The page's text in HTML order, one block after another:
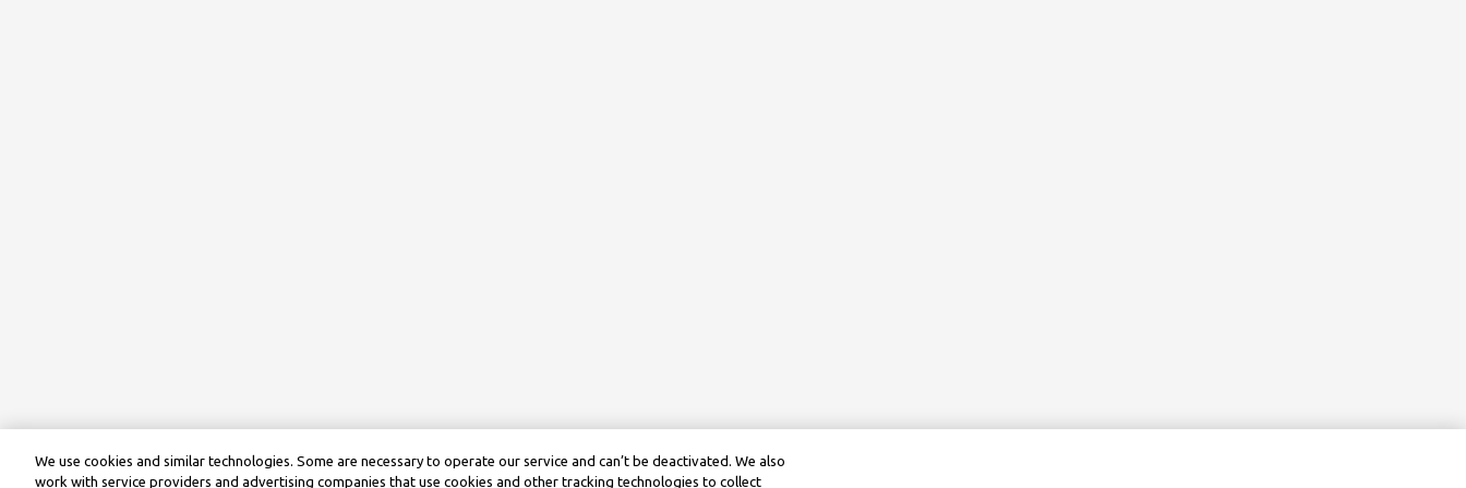
We use cookies and similar technologies. Some are necessary to operate our service and can’t be deactivated. We also
work with service providers and advertising companies that use cookies and other tracking technologies to collect